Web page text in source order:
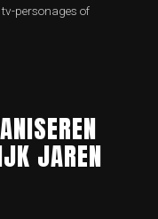
personages of
JAREN